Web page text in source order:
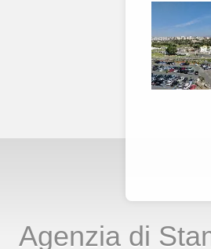
Agenzia di